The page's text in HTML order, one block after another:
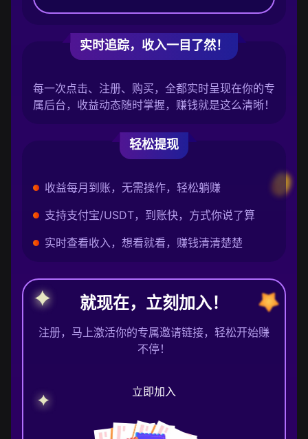
实时追踪，收入一目了然！
每一次点击、注册、购买，全都实时呈现在你的专
属后台，收益动态随时掌握，赚钱就是这么清晰！
轻松提现
收益每月到账，无需操作，轻松躺赚
支持支付宝/USDT，到账快，方式你说了算
实时查看收入，想看就看，赚钱清清楚楚
就现在，立刻加入！
注册，马上激活你的专属邀请链接，轻松开始赚
不停！
立即加入